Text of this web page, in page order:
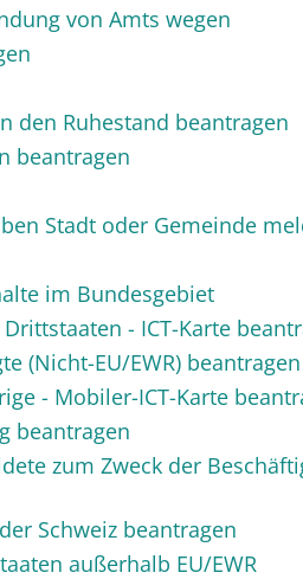
von Amts wegen
den Ruhestand beantragen
beantragen
Stadt oder Gemeinde
im Bundesgebiet
- ICT-Karte
(Nicht-EU/EWR) beantragen
- Mobiler-ICT-Karte
beantragen
zum Zweck der
Schweiz beantragen
außerhalb EU/EWR